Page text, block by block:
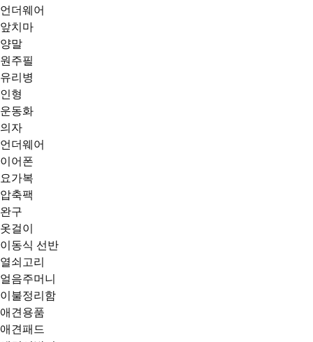
언더웨어
앞치마
양말
원주필
유리병
인형
운동화
의자
언더웨어
이어폰
요가복
압축팩
완구
옷걸이
이동식 선반
열쇠고리
얼음주머니
이불정리함
애견용품
애견패드